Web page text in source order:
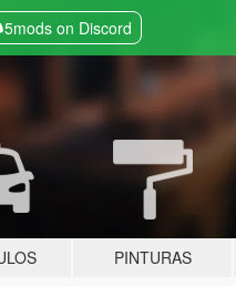
5mods on Discord
PINTURAS